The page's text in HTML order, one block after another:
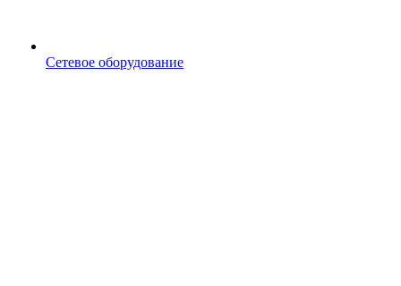
Сетевое оборудование